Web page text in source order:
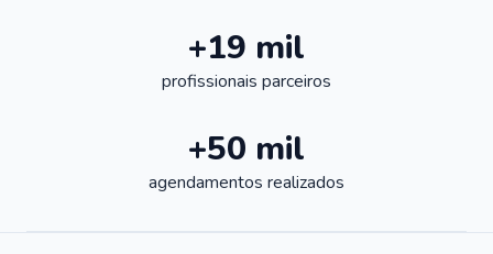
+19 mil
profissionais parceiros
+50 mil
agendamentos realizados